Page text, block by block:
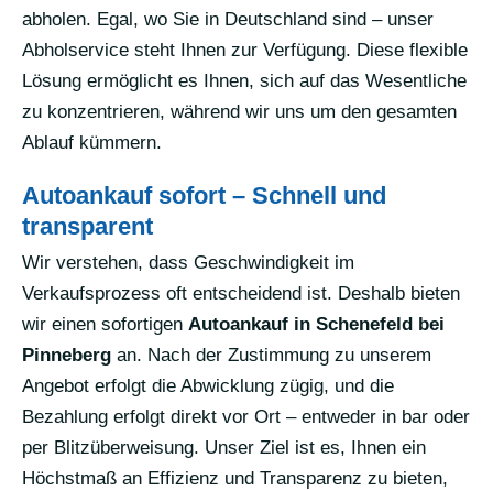
abholen. Egal, wo Sie in Deutschland sind – unser
Abholservice steht Ihnen zur Verfügung. Diese flexible
Lösung ermöglicht es Ihnen, sich auf das Wesentliche
zu konzentrieren, während wir uns um den gesamten
Ablauf kümmern.
Autoankauf sofort – Schnell und
transparent
Wir verstehen, dass Geschwindigkeit im
Verkaufsprozess oft entscheidend ist. Deshalb bieten
wir einen sofortigen Autoankauf in Schenefeld bei
Pinneberg an. Nach der Zustimmung zu unserem
Angebot erfolgt die Abwicklung zügig, und die
Bezahlung erfolgt direkt vor Ort – entweder in bar oder
per Blitzüberweisung. Unser Ziel ist es, Ihnen ein
Höchstmaß an Effizienz und Transparenz zu bieten,